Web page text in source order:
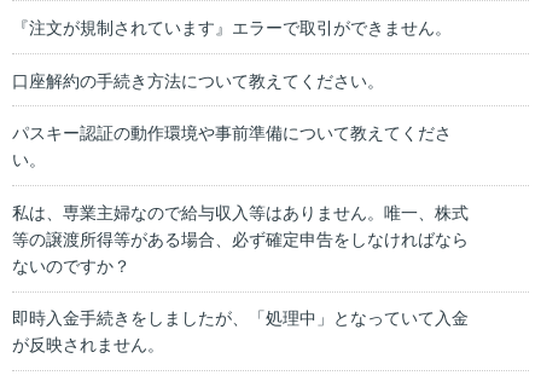
『注文が規制されています』エラーで取引ができません。
口座解約の手続き方法について教えてください。
パスキー認証の動作環境や事前準備について教えてくださ
い。
私は、専業主婦なので給与収入等はありません。唯一、株式
等の譲渡所得等がある場合、必ず確定申告をしなければなら
ないのですか？
即時入金手続きをしましたが、「処理中」となっていて入金
が反映されません。